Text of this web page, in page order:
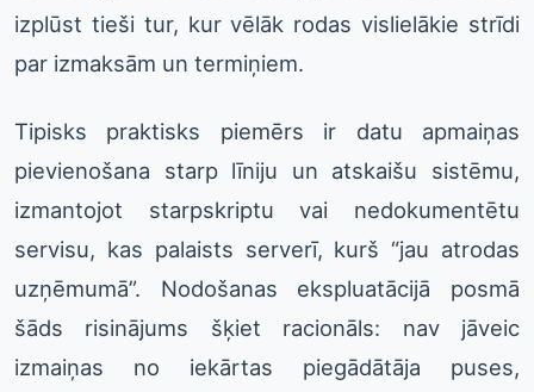
izplūst tieši tur, kur vēlāk rodas vislielākie strīdi
par izmaksām un termiņiem.
Tipisks praktisks piemērs ir datu apmaiņas
pievienošana starp līniju un atskaišu sistēmu,
izmantojot starpskriptu vai nedokumentētu
servisu, kas palaists serverī, kurš “jau atrodas
uzņēmumā”. Nodošanas ekspluatācijā posmā
šāds risinājums šķiet racionāls: nav jāveic
izmaiņas no iekārtas piegādātāja puses,